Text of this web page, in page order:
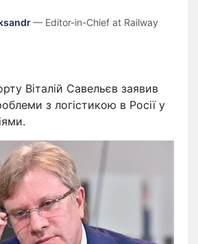
— Editor-in-Chief at Railway
Віталій Савельєв заявив
з логістикою в Росії у